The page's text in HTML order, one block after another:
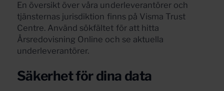
En översikt över våra underleverantörer och
tjänsternas jurisdiktion finns på Visma Trust
Centre. Använd sökfältet för att hitta
Årsredovisning Online och se aktuella
underleverantörer.
Säkerhet för dina data